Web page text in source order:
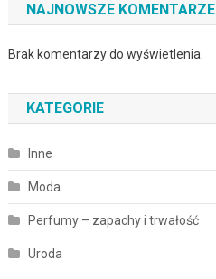
NAJNOWSZE KOMENTARZE
Brak komentarzy do wyświetlenia.
KATEGORIE
Inne
Moda
Perfumy – zapachy i trwałość
Uroda